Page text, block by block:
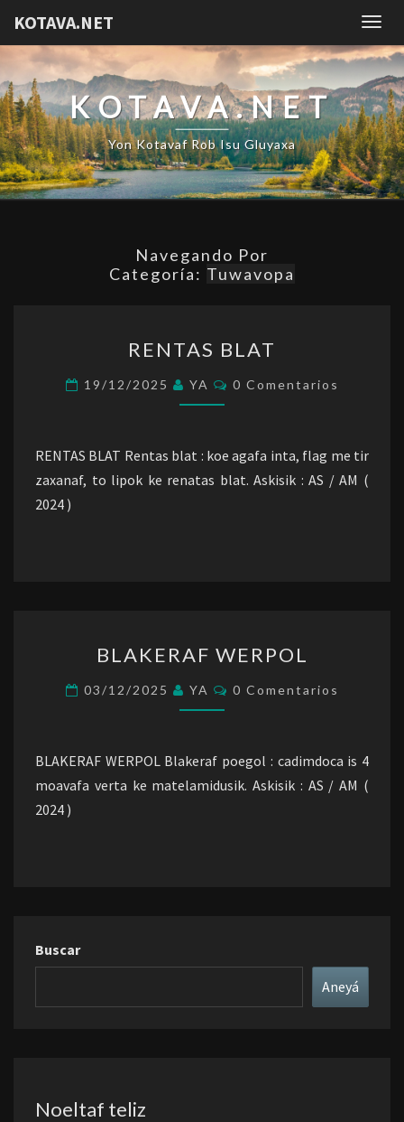
KOTAVA.NET
KOTAVA.NET
Yon Kotavaf Rob Isu Gluyaxa
Navegando Por
Categoría: Tuwavopa
BLAT
RENTAS BLAT
19/12/2025 YA Comentarios
0 Comentarios
RENTAS BLAT Rentas blat : koe agafa inta, flag me tir
zaxanaf, to lipok ke renatas blat. Askisik : AS / AM (
2024 )
WERPOL
BLAKERAF WERPOL
03/12/2025 YA Comentarios
0 Comentarios
BLAKERAF WERPOL Blakeraf poegol : cadimdoca is 4
moavafa verta ke matelamidusik. Askisik : AS / AM (
2024 )
Buscar
Aneyá
Noeltaf teliz